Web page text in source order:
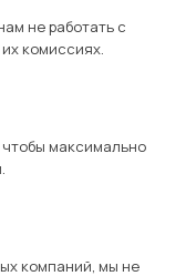
не работать с
комиссиях.
максимально
компаний, мы не